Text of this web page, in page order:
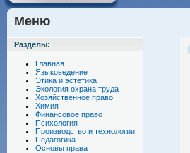
Меню
Разделы:
Главная
Языковедение
Этика и эстетика
Экология охрана труда
Хозяйственное право
Химия
Финансовое право
Психология
Производство и технологии
Педагогика
Основы права